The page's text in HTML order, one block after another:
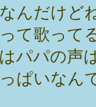
んだけど
て歌って
パパの声
ぱいなん